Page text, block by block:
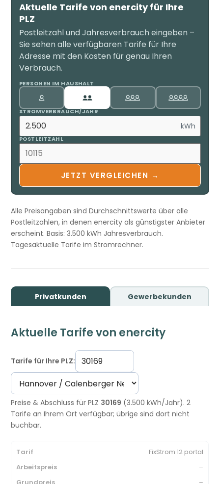
Aktuelle Tarife von enercity für Ihre
PLZ
Postleitzahl und Jahresverbrauch eingeben –
Sie sehen alle verfügbaren Tarife für Ihre
Adresse mit den Kosten für genau Ihren
Verbrauch.
PERSONEN IM HAUSHALT
STROMVERBRAUCH/JAHR
kWh
POSTLEITZAHL
JETZT VERGLEICHEN →
Alle Preisangaben sind Durchschnittswerte über alle
Postleitzahlen, in denen enercity als günstigster Anbieter
erscheint. Basis: 3.500 kWh Jahresverbrauch.
Tagesaktuelle Tarife im Stromrechner.
Privatkunden Gewerbekunden
Aktuelle Tarife von enercity
Tarife für Ihre PLZ:
Preise & Abschluss für PLZ 30169 (3.500 kWh/Jahr). 2
Tarife an Ihrem Ort verfügbar; übrige sind dort nicht
buchbar.
FixStrom 12 portal
–
–